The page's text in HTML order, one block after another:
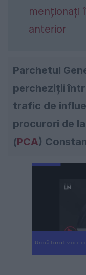
menționați
anterior
Parchetul
percheziții
trafic de
procurori de
(PCA)
Următorul